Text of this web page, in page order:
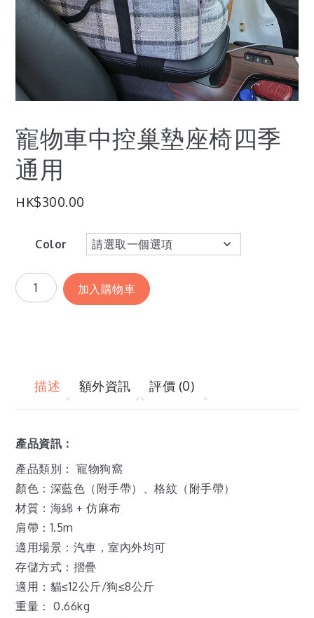
寵物車中控巢墊座椅四季
通用
HK$300.00
Color
加入購物車
描述 額外資訊 評價 (0)
產品資訊：
產品類別： 寵物狗窩
顏色：深藍色（附手帶）、格紋（附手帶）
材質：海綿 + 仿麻布
肩帶：1.5m
適用場景：汽車，室內外均可
存儲方式：摺疊
適用：貓≤12公斤/狗≤8公斤
重量： 0.66kg